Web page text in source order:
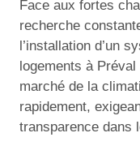
Face aux fortes
recherche
l’installation d’un
logements à
marché de la
rapidement,
transparence dans